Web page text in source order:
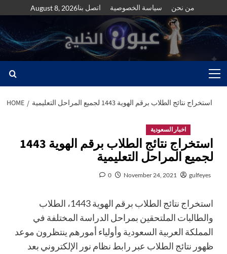
to
content
August 8, 2026اتصل بنا سياسة الخصوصية من نحن
Menu
HOME استخراج نتائج الطلاب برقم الهوية 1443 لجميع المراحل التعليمية
اخبار السعودية
استخراج نتائج الطلاب برقم الهوية 1443
لجميع المراحل التعليمية
gulfeyes
November 24, 2021
0
استخراج نتائج الطلاب برقم الهوية 1443، الطلاب
والطالبات الملتحقين بمراحل الدراسة المختلفة في
المملكة العربية السعودية وأولياء أمورهم ينتظرون موعد
ظهور نتائج الطلاب عبر رابط نظام نور الإلكتروني بعد